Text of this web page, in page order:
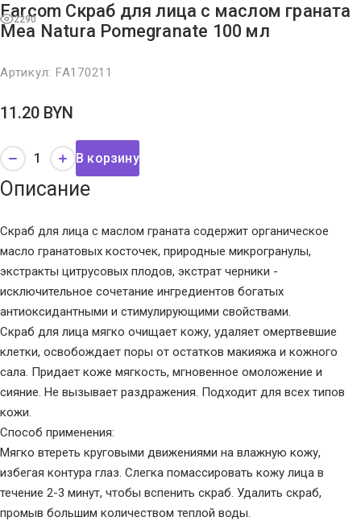
2290
Farcom Скраб для лица с маслом граната
Mea Natura Pomegranate 100 мл
Артикул: FA170211
11.20 BYN
В корзину
Описание
Скраб для лица с маслом граната содержит органическое
масло гранатовых косточек, природные микрогранулы,
экстракты цитрусовых плодов, экстрат черники -
исключительное сочетание ингредиентов богатых
антиоксидантными и стимулирующими свойствами.
Скраб для лица мягко очищает кожу, удаляет омертвевшие
клетки, освобождает поры от остатков макияжа и кожного
сала. Придает коже мягкость, мгновенное омоложение и
сияние. Не вызывает раздражения. Подходит для всех типов
кожи.
Способ применения:
Мягко втереть круговыми движениями на влажную кожу,
избегая контура глаз. Слегка помассировать кожу лица в
течение 2-3 минут, чтобы вспенить скраб. Удалить скраб,
промыв большим количеством теплой воды.